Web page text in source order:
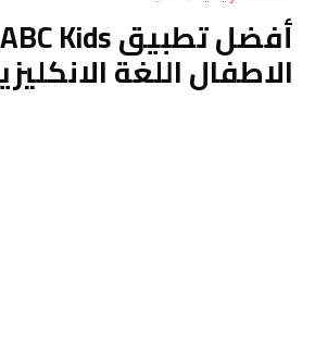
الاطفال اللغة